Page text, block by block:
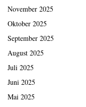
November 2025
Oktober 2025
September 2025
August 2025
Juli 2025
Juni 2025
Mai 2025